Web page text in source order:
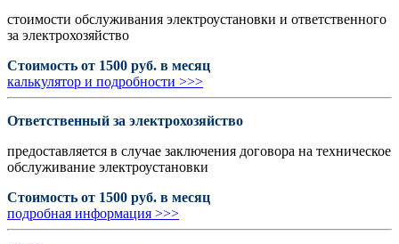
стоимости обслуживания электроустановки и ответственного
за электрохозяйство
Стоимость от 1500 руб. в месяц
калькулятор и подробности >>>
Ответственный за электрохозяйство
предоставляется в случае заключения договора на техническое
обслуживание электроустановки
Стоимость от 1500 руб. в месяц
подробная информация >>>